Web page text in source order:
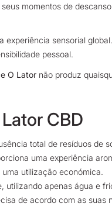
momentos de
experiência sensorial
pessoal.
O Lator não produz
CBD
total de resíduos de
uma experiência
uma utilização económica.
utilizando apenas água e
de acordo com as suas